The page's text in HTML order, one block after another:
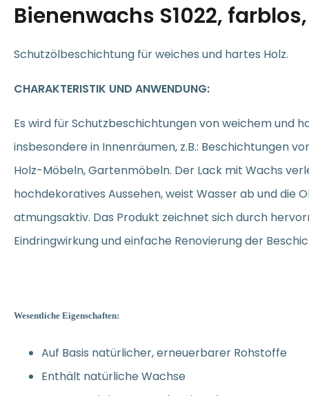
Bienenwachs S1022,
Schutzölbeschichtung für weiches und hartes Holz.
CHARAKTERISTIK UND ANWENDUNG:
Es wird für Schutzbeschichtungen von weichem und
insbesondere in Innenräumen, z.B.: Beschichtungen
Holz-Möbeln, Gartenmöbeln. Der Lack mit Wachs
hochdekoratives Aussehen, weist Wasser ab und die
atmungsaktiv. Das Produkt zeichnet sich durch
Eindringwirkung und einfache Renovierung der
Wesentliche Eigenschaften:
Auf Basis natürlicher, erneuerbarer Rohstoffe
Enthält natürliche Wachse